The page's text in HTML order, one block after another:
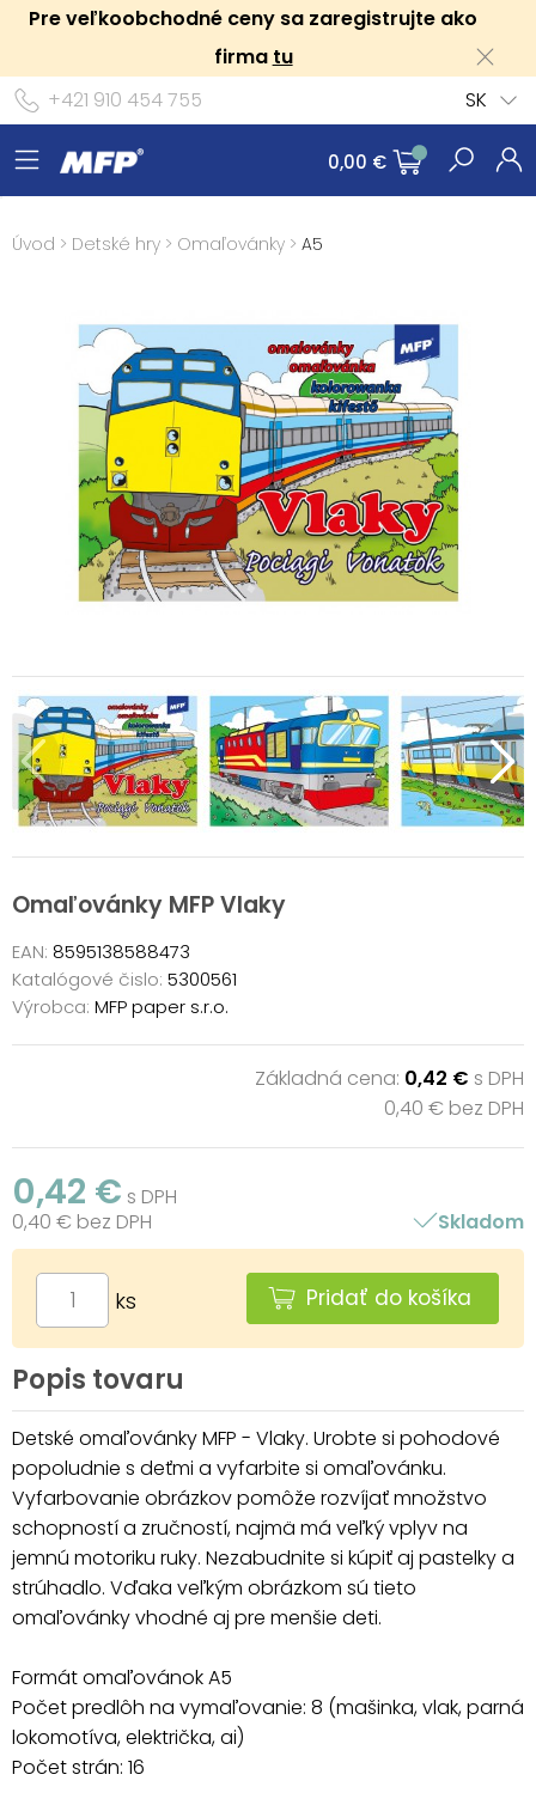
Pre veľkoobchodné ceny sa zaregistrujte ako
firma tu
+421 910 454 755
SK
0,00 €
Úvod > Detské hry > Omaľovánky > A5
Omaľovánky MFP Vlaky
EAN: 8595138588473
Katalógové čislo: 5300561
Výrobca: MFP paper s.r.o.
Základná cena: 0,42 € s DPH
0,40 € bez DPH
0,42 € s DPH
0,40 € bez DPH
Skladom
ks Pridať do košíka
Popis tovaru
Detské omaľovánky MFP - Vlaky. Urobte si pohodové
popoludnie s deťmi a vyfarbite si omaľovánku.
Vyfarbovanie obrázkov pomôže rozvíjať množstvo
schopností a zručností, najmä má veľký vplyv na
jemnú motoriku ruky. Nezabudnite si kúpiť aj pastelky a
strúhadlo. Vďaka veľkým obrázkom sú tieto
omaľovánky vhodné aj pre menšie deti.
Formát omaľovánok A5
Počet predlôh na vymaľovanie: 8 (mašinka, vlak, parná
lokomotíva, električka, ai)
Počet strán: 16